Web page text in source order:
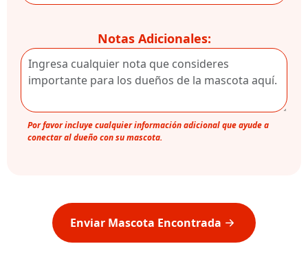
Notas Adicionales:
Por favor incluye cualquier información adicional que ayude a
conectar al dueño con su mascota.
Enviar Mascota Encontrada